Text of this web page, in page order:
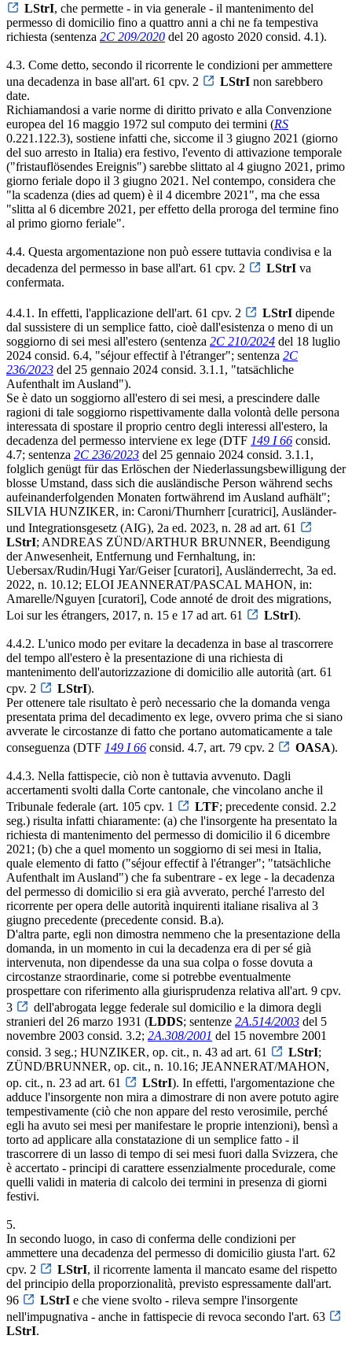
LStrI, che permette - in via generale - il mantenimento del
permesso di domicilio fino a quattro anni a chi ne fa tempestiva
richiesta (sentenza 2C 209/2020 del 20 agosto 2020 consid. 4.1).
4.3. Come detto, secondo il ricorrente le condizioni per ammettere
una decadenza in base all'art. 61 cpv. 2
LStrI non sarebbero
date.
Richiamandosi a varie norme di diritto privato e alla Convenzione
europea del 16 maggio 1972 sul computo dei termini (RS
0.221.122.3), sostiene infatti che, siccome il 3 giugno 2021 (giorno
del suo arresto in Italia) era festivo, l'evento di attivazione temporale
("fristauflösendes Ereignis") sarebbe slittato al 4 giugno 2021, primo
giorno feriale dopo il 3 giugno 2021. Nel contempo, considera che
"la scadenza (dies ad quem) è il 4 dicembre 2021", ma che essa
"slitta al 6 dicembre 2021, per effetto della proroga del termine fino
al primo giorno feriale".
4.4. Questa argomentazione non può essere tuttavia condivisa e la
decadenza del permesso in base all'art. 61 cpv. 2
LStrI va
confermata.
4.4.1. In effetti, l'applicazione dell'art. 61 cpv. 2 LStrI dipende
dal sussistere di un semplice fatto, cioè dall'esistenza o meno di un
soggiorno di sei mesi all'estero (sentenza 2C 210/2024 del 18 luglio
2024 consid. 6.4, "séjour effectif à l'étranger"; sentenza 2C
236/2023 del 25 gennaio 2024 consid. 3.1.1, "tatsächliche
Aufenthalt im Ausland").
Se è dato un soggiorno all'estero di sei mesi, a prescindere dalle
ragioni di tale soggiorno rispettivamente dalla volontà delle persona
interessata di spostare il proprio centro degli interessi all'estero, la
decadenza del permesso interviene ex lege (DTF 149 I 66 consid.
4.7; sentenza 2C 236/2023 del 25 gennaio 2024 consid. 3.1.1,
folglich genügt für das Erlöschen der Niederlassungsbewilligung der
blosse Umstand, dass sich die ausländische Person während sechs
aufeinanderfolgenden Monaten fortwährend im Ausland aufhält";
SILVIA HUNZIKER, in: Caroni/Thurnherr [curatrici], Ausländer-
und Integrationsgesetz (AIG), 2a ed. 2023, n. 28 ad art. 61
LStrI; ANDREAS ZÜND/ARTHUR BRUNNER, Beendigung
der Anwesenheit, Entfernung und Fernhaltung, in:
Uebersax/Rudin/Hugi Yar/Geiser [curatori], Ausländerrecht, 3a ed.
2022, n. 10.12; ELOI JEANNERAT/PASCAL MAHON, in:
Amarelle/Nguyen [curatori], Code annoté de droit des migrations,
Loi sur les étrangers, 2017, n. 15 e 17 ad art. 61
LStrI).
4.4.2. L'unico modo per evitare la decadenza in base al trascorrere
del tempo all'estero è la presentazione di una richiesta di
mantenimento dell'autorizzazione di domicilio alle autorità (art. 61
cpv. 2
LStrI).
Per ottenere tale risultato è però necessario che la domanda venga
presentata prima del decadimento ex lege, ovvero prima che si siano
avverate le circostanze di fatto che portano automaticamente a tale
conseguenza (DTF 149 I 66 consid. 4.7, art. 79 cpv. 2 OASA).
4.4.3. Nella fattispecie, ciò non è tuttavia avvenuto. Dagli
accertamenti svolti dalla Corte cantonale, che vincolano anche il
Tribunale federale (art. 105 cpv. 1
LTF; precedente consid. 2.2
seg.) risulta infatti chiaramente: (a) che l'insorgente ha presentato la
richiesta di mantenimento del permesso di domicilio il 6 dicembre
2021; (b) che a quel momento un soggiorno di sei mesi in Italia,
quale elemento di fatto ("séjour effectif à l'étranger"; "tatsächliche
Aufenthalt im Ausland") che fa subentrare - ex lege - la decadenza
del permesso di domicilio si era già avverato, perché l'arresto del
ricorrente per opera delle autorità inquirenti italiane risaliva al 3
giugno precedente (precedente consid. B.a).
D'altra parte, egli non dimostra nemmeno che la presentazione della
domanda, in un momento in cui la decadenza era di per sé già
intervenuta, non dipendesse da una sua colpa o fosse dovuta a
circostanze straordinarie, come si potrebbe eventualmente
prospettare con riferimento alla giurisprudenza relativa all'art. 9 cpv.
3
dell'abrogata legge federale sul domicilio e la dimora degli
stranieri del 26 marzo 1931 (LDDS; sentenze 2A.514/2003 del 5
novembre 2003 consid. 3.2; 2A.308/2001 del 15 novembre 2001
consid. 3 seg.; HUNZIKER, op. cit., n. 43 ad art. 61
LStrI;
ZÜND/BRUNNER, op. cit., n. 10.16; JEANNERAT/MAHON,
op. cit., n. 23 ad art. 61
LStrI). In effetti, l'argomentazione che
adduce l'insorgente non mira a dimostrare di non avere potuto agire
tempestivamente (ciò che non appare del resto verosimile, perché
egli ha avuto sei mesi per manifestare le proprie intenzioni), bensì a
torto ad applicare alla constatazione di un semplice fatto - il
trascorrere di un lasso di tempo di sei mesi fuori dalla Svizzera, che
è accertato - principi di carattere essenzialmente procedurale, come
quelli validi in materia di calcolo dei termini in presenza di giorni
festivi.
5.
In secondo luogo, in caso di conferma delle condizioni per
ammettere una decadenza del permesso di domicilio giusta l'art. 62
cpv. 2
LStrI, il ricorrente lamenta il mancato esame del rispetto
del principio della proporzionalità, previsto espressamente dall'art.
96
LStrI e che viene svolto - rileva sempre l'insorgente
nell'impugnativa - anche in fattispecie di revoca secondo l'art. 63
LStrI.